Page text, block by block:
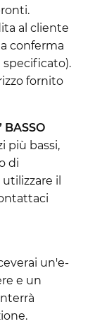
al cliente
conferma
fornito
BASSO
più bassi,
di
il
un'e-
e un